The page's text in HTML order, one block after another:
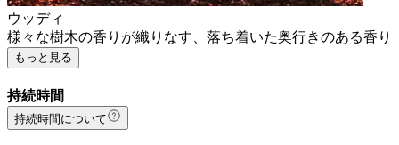
ウッディ
様々な樹木の香りが織りなす、落ち着いた奥行きのある香り
もっと見る
持続時間
持続時間について